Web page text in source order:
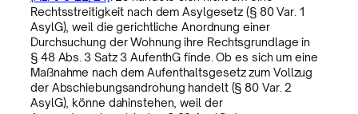
Rechtsstreitigkeit nach dem Asylgesetz (§ 80 Var. 1
AsylG), weil die gerichtliche Anordnung einer
Durchsuchung der Wohnung ihre Rechtsgrundlage in
§ 48 Abs. 3 Satz 3 AufenthG finde. Ob es sich um eine
Maßnahme nach dem Aufenthaltsgesetz zum Vollzug
der Abschiebungsandrohung handelt (§ 80 Var. 2
AsylG), könne dahinstehen, weil der